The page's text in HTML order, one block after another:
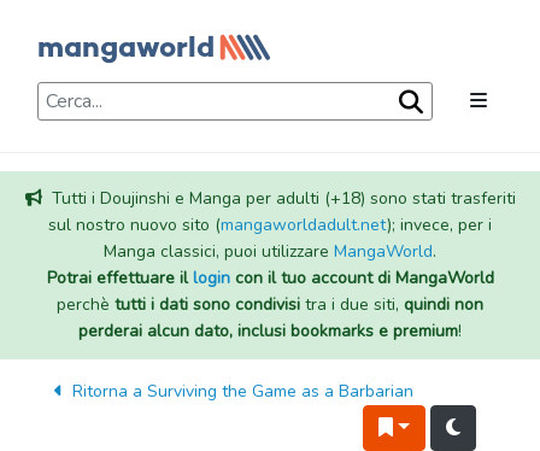
Tutti i Doujinshi e Manga per adulti (+18) sono stati trasferiti
sul nostro nuovo sito (mangaworldadult.net); invece, per i
Manga classici, puoi utilizzare MangaWorld.
Potrai effettuare illogincon il tuo account di MangaWorld
perchè tutti i dati sono condivisi tra i due siti, quindi non
perderai alcun dato, inclusi bookmarks e premium!
Ritorna a Surviving the Game as a Barbarian